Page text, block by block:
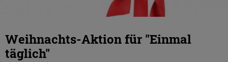
Weihnachts-Aktion für "Einmal
täglich"